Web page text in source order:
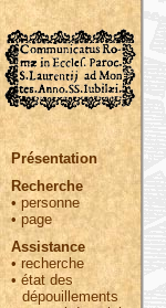
Présentation
Recherche
• personne
•page
Assistance
• recherche
•état des
dépouillements